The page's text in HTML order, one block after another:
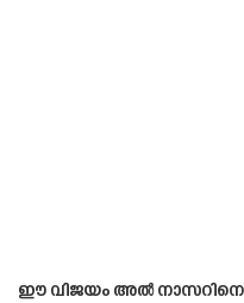
ഈ വിജയം അൽ നാസറിനെ